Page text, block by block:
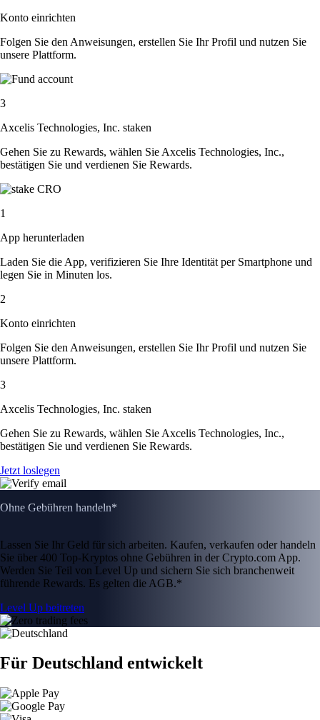
Konto einrichten
Folgen Sie den Anweisungen, erstellen Sie Ihr Profil und nutzen Sie
unsere Plattform.
3
Axcelis Technologies, Inc. staken
Gehen Sie zu Rewards, wählen Sie Axcelis Technologies, Inc.,
bestätigen Sie und verdienen Sie Rewards.
1
App herunterladen
Laden Sie die App, verifizieren Sie Ihre Identität per Smartphone und
legen Sie in Minuten los.
2
Konto einrichten
Folgen Sie den Anweisungen, erstellen Sie Ihr Profil und nutzen Sie
unsere Plattform.
3
Axcelis Technologies, Inc. staken
Gehen Sie zu Rewards, wählen Sie Axcelis Technologies, Inc.,
bestätigen Sie und verdienen Sie Rewards.
Jetzt loslegen
Ohne Gebühren handeln*
Lassen Sie Ihr Geld für sich arbeiten. Kaufen, verkaufen oder handeln
Sie über 400 Top-Kryptos ohne Gebühren in der Crypto.com App.
Werden Sie Teil von Level Up und sichern Sie sich branchenweit
führende Rewards. Es gelten die AGB.*
Level Up beitreten
Für Deutschland entwickelt